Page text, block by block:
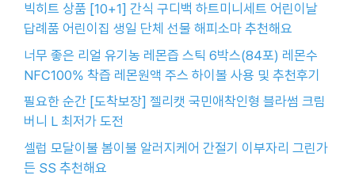
빅히트 상품 [10+1] 간식 구디백 하트미니세트 어린이날
답례품 어린이집 생일 단체 선물 해피소마 추천해요
너무 좋은 리얼 유기농 레몬즙 스틱 6박스(84포) 레몬수
NFC100% 착즙 레몬원액 주스 하이볼 사용 및 추천후기
필요한 순간 [도착보장] 젤리캣 국민애착인형 블라썸 크림
버니 L 최저가 도전
셀럽 모달이불 봄이불 알러지케어 간절기 이부자리 그린가
든 SS 추천해요